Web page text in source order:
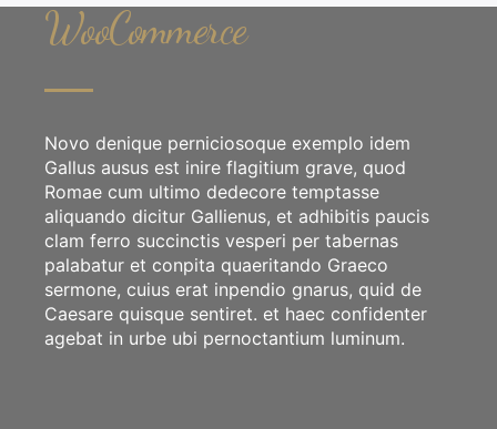
WooCommerce
Novo denique perniciosoque exemplo idem
Gallus ausus est inire flagitium grave, quod
Romae cum ultimo dedecore temptasse
aliquando dicitur Gallienus, et adhibitis paucis
clam ferro succinctis vesperi per tabernas
palabatur et conpita quaeritando Graeco
sermone, cuius erat inpendio gnarus, quid de
Caesare quisque sentiret. et haec confidenter
agebat in urbe ubi pernoctantium luminum.
×